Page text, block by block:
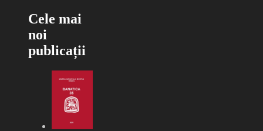
Cele mai
noi
publicații